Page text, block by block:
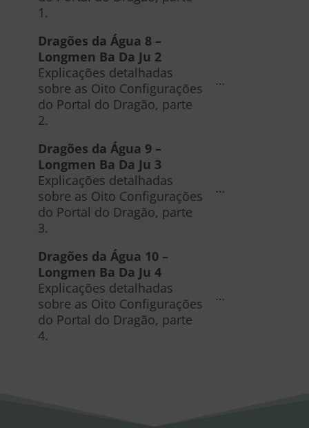
1.
Dragões da Água 8 –
Longmen Ba Da Ju 2
Explicações detalhadas
sobre as Oito Configurações
do Portal do Dragão, parte
2.
…
Dragões da Água 9 –
Longmen Ba Da Ju 3
Explicações detalhadas
sobre as Oito Configurações
do Portal do Dragão, parte
3.
…
Dragões da Água 10 –
Longmen Ba Da Ju 4
Explicações detalhadas
sobre as Oito Configurações
do Portal do Dragão, parte
4.
…